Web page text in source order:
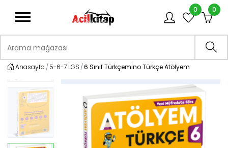
0 0
Anasayfa 5-6-7 LGS 6 Sınıf Türkçemino Türkçe Atölyem